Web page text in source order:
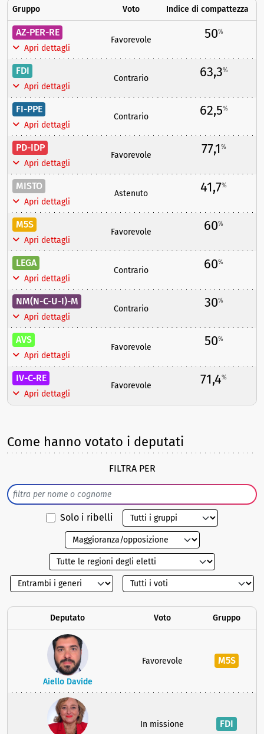
Gruppo Voto Indice di compattezza
AZ-PER-RE
Apri dettagli
Favorevole 50%
FDI
Apri dettagli
Contrario 63,3%
FI-PPE
Apri dettagli
Contrario 62,5%
PD-IDP
Apri dettagli
Favorevole 77,1%
MISTO
Apri dettagli
Astenuto 41,7%
M5S
Apri dettagli
Favorevole 60%
LEGA
Apri dettagli
Contrario 60%
NM(N-C-U-I)-M
Apri dettagli
Contrario 30%
AVS
Apri dettagli
Favorevole 50%
IV-C-RE
Apri dettagli
Favorevole 71,4%
Come hanno votato i deputati
FILTRA PER
Solo i ribelli
Deputato Voto Gruppo
Aiello Davide
Favorevole M5S
In missione FDI